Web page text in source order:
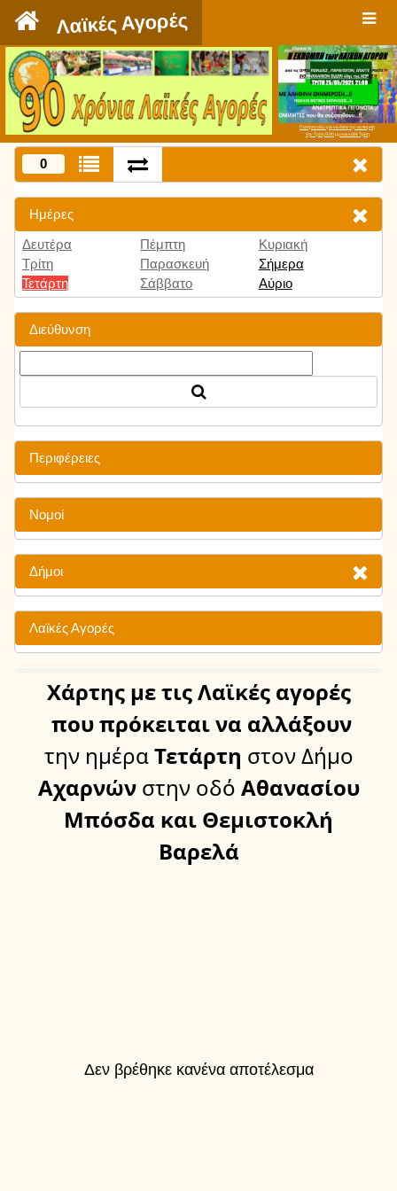
Λαϊκές Αγορές
Πατήστε εδώ για να δείτε την εκπομπή
την Τρίτη 9:00 μμ και κάθε Τρίτη
0
Ημέρες
Δευτέρα
Τρίτη
Τετάρτη
Πέμπτη
Παρασκευή
Σάββατο
Κυριακή
Σήμερα
Αύριο
Διεύθυνση
Περιφέρειες
Νομοί
Δήμοι
Λαϊκές Αγορές
Χάρτης με τις Λαϊκές αγορές
που πρόκειται να αλλάξουν
την ημέραΤετάρτη στον Δήμο
Αχαρνών στην οδό Αθανασίου
Μπόσδα και Θεμιστοκλή
Βαρελά
Δεν βρέθηκε κανένα αποτέλεσμα